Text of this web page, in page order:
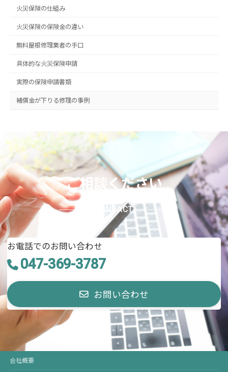
火災保険の仕組み
火災保険の保険金の違い
無料屋根修理業者の手口
具体的な火災保険申請
実際の保険申請書類
補償金が下りる修理の事例
ご相談ください
CONTACT
お電話でのお問い合わせ
047-369-3787
お問い合わせ
会社概要